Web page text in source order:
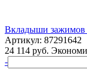
Вкладыши зажимов
Артикул: 87291642
24 114 руб.
-